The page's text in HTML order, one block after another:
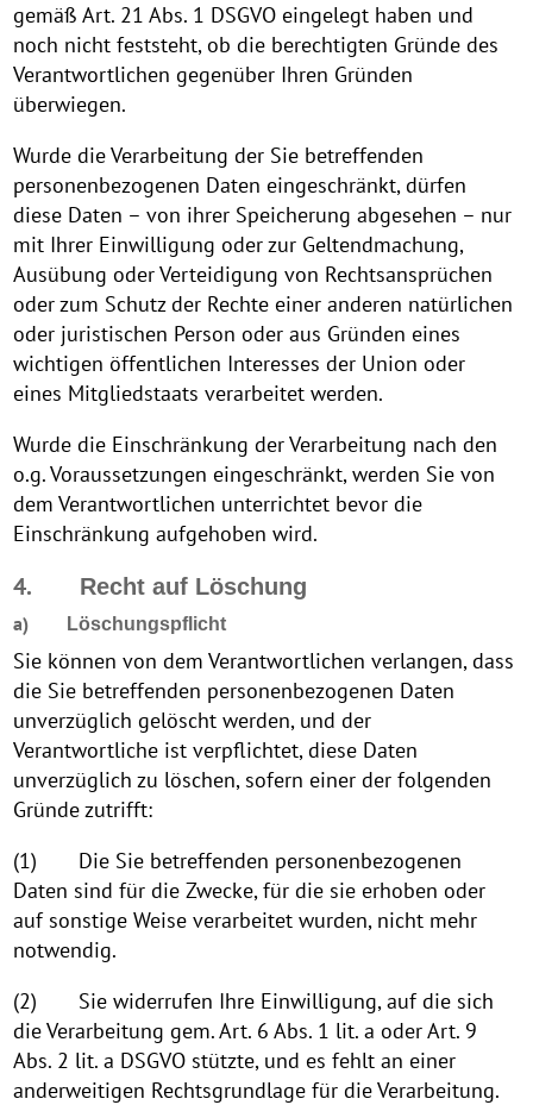
gemäß Art. 21 Abs. 1 DSGVO eingelegt haben und
noch nicht feststeht, ob die berechtigten Gründe des
Verantwortlichen gegenüber Ihren Gründen
überwiegen.
Wurde die Verarbeitung der Sie betreffenden
personenbezogenen Daten eingeschränkt, dürfen
diese Daten – von ihrer Speicherung abgesehen – nur
mit Ihrer Einwilligung oder zur Geltendmachung,
Ausübung oder Verteidigung von Rechtsansprüchen
oder zum Schutz der Rechte einer anderen natürlichen
oder juristischen Person oder aus Gründen eines
wichtigen öffentlichen Interesses der Union oder
eines Mitgliedstaats verarbeitet werden.
Wurde die Einschränkung der Verarbeitung nach den
o.g. Voraussetzungen eingeschränkt, werden Sie von
dem Verantwortlichen unterrichtet bevor die
Einschränkung aufgehoben wird.
4. Recht auf Löschung
a) Löschungspflicht
Sie können von dem Verantwortlichen verlangen, dass
die Sie betreffenden personenbezogenen Daten
unverzüglich gelöscht werden, und der
Verantwortliche ist verpflichtet, diese Daten
unverzüglich zu löschen, sofern einer der folgenden
Gründe zutrifft:
(1) Die Sie betreffenden personenbezogenen
Daten sind für die Zwecke, für die sie erhoben oder
auf sonstige Weise verarbeitet wurden, nicht mehr
notwendig.
(2) Sie widerrufen Ihre Einwilligung, auf die sich
die Verarbeitung gem. Art. 6 Abs. 1 lit. a oder Art. 9
Abs. 2 lit. a DSGVO stützte, und es fehlt an einer
anderweitigen Rechtsgrundlage für die Verarbeitung.